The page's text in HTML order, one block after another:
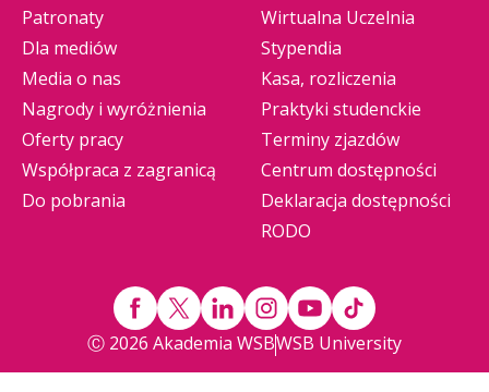
Patronaty
Dla mediów
Media o nas
Nagrody i wyróżnienia
Oferty pracy
Współpraca z zagranicą
Do pobrania
Wirtualna Uczelnia
Stypendia
Kasa, rozliczenia
Praktyki studenckie
Terminy zjazdów
Centrum dostępności
Deklaracja dostępności
RODO
Ⓒ 2026 Akademia WSBWSB University